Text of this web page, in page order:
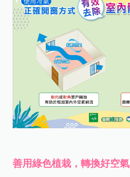
善用綠色植栽，轉換好空氣